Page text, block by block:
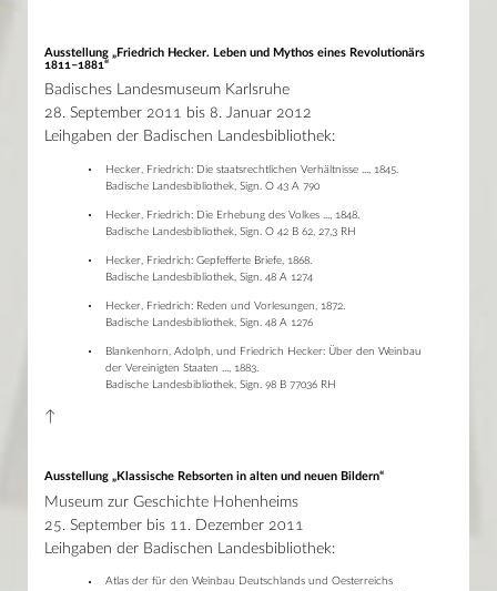
Archiv Kulturgüter 2019
Archiv Kulturgüter 2017
Archiv Kulturgüter 2016
Archiv Kulturgüter 2015
Archiv Kulturgüter 2013
Archiv Kulturgüter 2012
Archiv Kulturgüter 2011
Archiv Kulturgüter 2010
Archiv Kulturgüter 2008
Archiv Kulturgüter 2006
Archiv Kulturgüter 2005
Neuerwerbung des Monats
Projekte
Stellenangebote
Presse
Mein Konto
Ausstellung „Friedrich Hecker. Leben und Mythos eines Revolutionärs
1811–1881“
Badisches Landesmuseum Karlsruhe
28. September 2011 bis 8. Januar 2012
Leihgaben der Badischen Landesbibliothek:
Hecker, Friedrich: Die staatsrechtlichen Verhältnisse ..., 1845.
Badische Landesbibliothek, Sign. O 43 A 790
Hecker, Friedrich: Die Erhebung des Volkes ..., 1848.
Badische Landesbibliothek, Sign. O 42 B 62, 27,3 RH
Hecker, Friedrich: Gepfefferte Briefe, 1868.
Badische Landesbibliothek, Sign. 48 A 1274
Hecker, Friedrich: Reden und Vorlesungen, 1872.
Badische Landesbibliothek, Sign. 48 A 1276
Blankenhorn, Adolph, und Friedrich Hecker: Über den Weinbau
der Vereinigten Staaten ..., 1883.
Badische Landesbibliothek, Sign. 98 B 77036 RH
↑
Ausstellung „Klassische Rebsorten in alten und neuen Bildern“
Museum zur Geschichte Hohenheims
25. September bis 11. Dezember 2011
Leihgaben der Badischen Landesbibliothek:
Atlas der für den Weinbau Deutschlands und Oesterreichs
Haupthaus
Lesesaal Sammlungen
Mo–Mi/Fr 9.30–16 Uhr / Do 9.30–18 Uhr
Wissenstor
Mo–Fr 9–22 Uhr / Sa–So 10–22 Uhr